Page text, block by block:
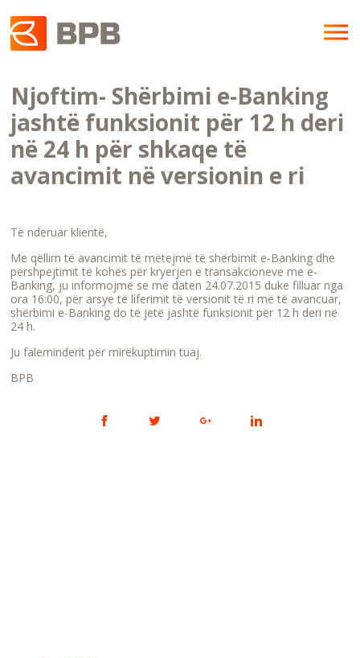
Njoftim- Shërbimi e-Banking
jashtë funksionit për 12 h deri
në 24 h për shkaqe të
avancimit në versionin e ri
Të nderuar klientë,
Me qëllim të avancimit të mëtejmë të shërbimit e-Banking dhe
përshpejtimit të kohës për kryerjen e transakcioneve me e-
Banking, ju informojmë se më datën 24.07.2015 duke filluar nga
ora 16:00, për arsye të liferimit të versionit të ri më të avancuar,
shërbimi e-Banking do të jetë jashtë funksionit për 12 h deri në
24 h.
Ju faleminderit për mirëkuptimin tuaj.
BPB